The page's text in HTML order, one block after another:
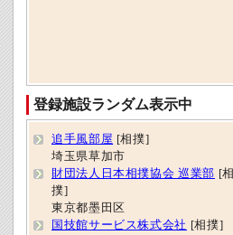
登録施設ランダム表示中
追手風部屋 [相撲]
埼玉県草加市
財団法人日本相撲協会 巡業部 [相
撲]
東京都墨田区
国技館サービス株式会社 [相撲]